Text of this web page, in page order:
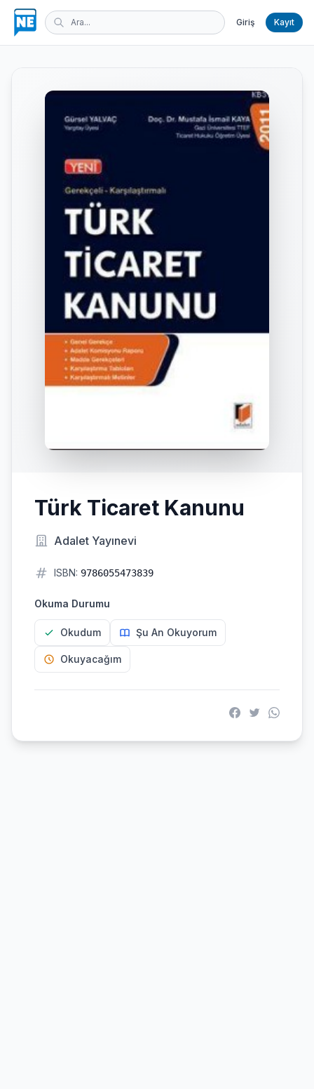
Giriş Kayıt
Türk Ticaret Kanunu
Adalet Yayınevi
ISBN: 9786055473839
Okuma Durumu
Okudum Şu An Okuyorum
Okuyacağım